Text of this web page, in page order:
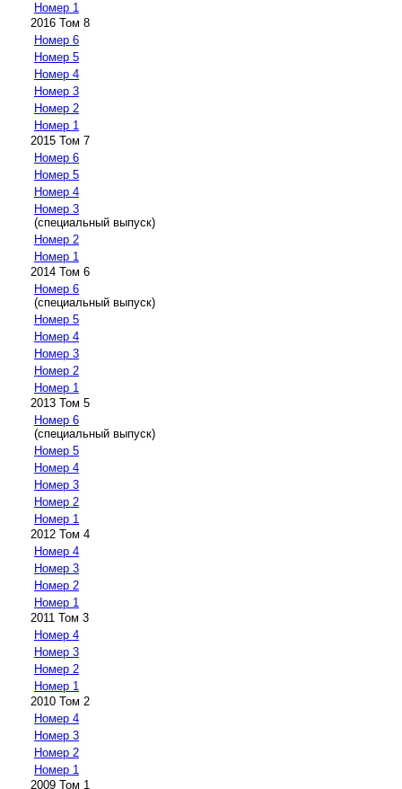
Номер 1
2016 Том 8
Номер 6
Номер 5
Номер 4
Номер 3
Номер 2
Номер 1
2015 Том 7
Номер 6
Номер 5
Номер 4
Номер 3
(специальный выпуск)
Номер 2
Номер 1
2014 Том 6
Номер 6
(специальный выпуск)
Номер 5
Номер 4
Номер 3
Номер 2
Номер 1
2013 Том 5
Номер 6
(специальный выпуск)
Номер 5
Номер 4
Номер 3
Номер 2
Номер 1
2012 Том 4
Номер 4
Номер 3
Номер 2
Номер 1
2011 Том 3
Номер 4
Номер 3
Номер 2
Номер 1
2010 Том 2
Номер 4
Номер 3
Номер 2
Номер 1
2009 Том 1